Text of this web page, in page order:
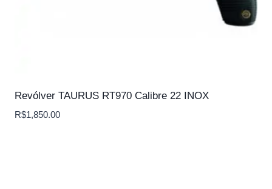
Revólver TAURUS RT970 Calibre 22 INOX
R$1,850.00